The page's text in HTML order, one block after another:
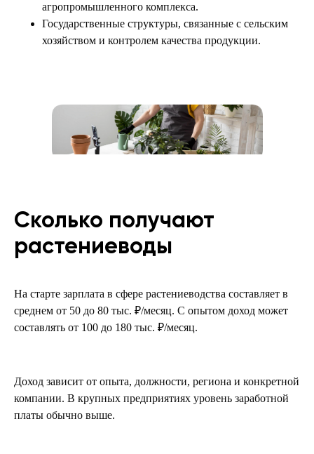
агропромышленного комплекса.
Государственные структуры, связанные с сельским
хозяйством и контролем качества продукции.
Сколько получают
растениеводы
На старте зарплата в сфере растениеводства составляет в
среднем от 50 до 80 тыс. ₽/месяц. С опытом доход может
составлять от 100 до 180 тыс. ₽/месяц.
Доход зависит от опыта, должности, региона и конкретной
компании. В крупных предприятиях уровень заработной
платы обычно выше.